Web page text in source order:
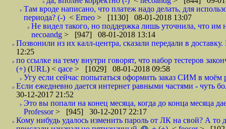
Там вроде написано, что платеж надо делать, для
периода? (-) < Erneo > [1130] 08-01-2018 13:07
Не видел такого, но поддержка лишь уточнила, что
necoandg > [947] 08-01-2018 13:14
Позвонили из их калл-центра, сказали передали в
12:25
по ссылке на тему внутри говорят, что набор тестеров
(+) (URL) < qace > [1029] 08-01-2018 09:58
Угу если сейчас попытаться оформить заказ СИМ в моём
Если ежедневно дается интернет равными частями - чуть
30-12-2017 21:52
Это вы попали на конец месяца, когда до конца месяца
Professor> [945] 30-12-2017 22:17
Кому нибудь удалось изменить пароль от ЛК на свой? А то